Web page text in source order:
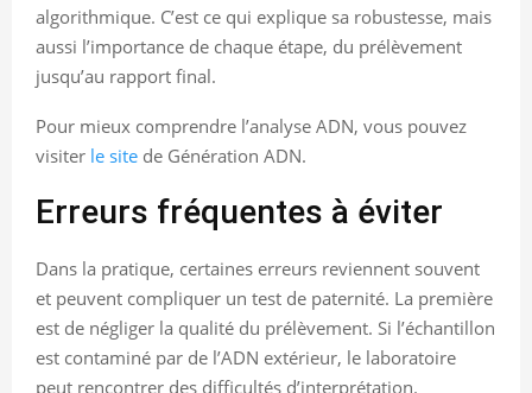
algorithmique. C’est ce qui explique sa robustesse, mais
aussi l’importance de chaque étape, du prélèvement
jusqu’au rapport final.
Pour mieux comprendre l’analyse ADN, vous pouvez
visiter le site de Génération ADN.
Erreurs fréquentes à éviter
Dans la pratique, certaines erreurs reviennent souvent
et peuvent compliquer un test de paternité. La première
est de négliger la qualité du prélèvement. Si l’échantillon
est contaminé par de l’ADN extérieur, le laboratoire
peut rencontrer des difficultés d’interprétation.